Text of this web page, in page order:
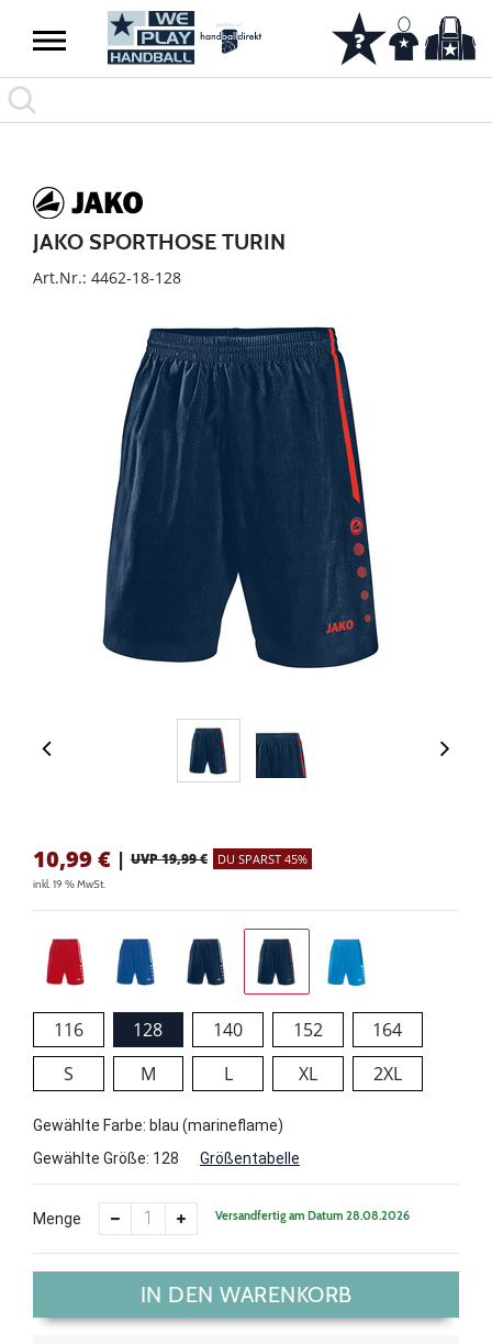
JAKO SPORTHOSE TURIN
Art.Nr.: 4462-18-128
10,99 € | UVP 19,99 € DU SPARST 45%
inkl. 19 % MwSt.
116 128 140 152
164
S
M L XL 2XL
Gewählte Farbe: blau (marineflame)
Gewählte Größe: 128 Größentabelle
Menge Versandfertig am Datum 28.08.2026
IN DEN WARENKORB